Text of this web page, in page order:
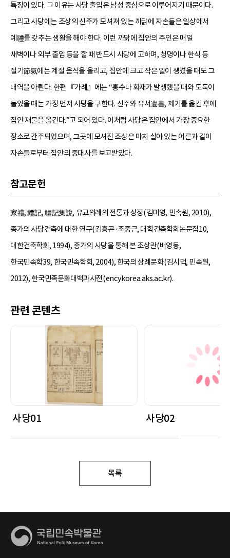
특징이 있다. 그 이유는 사당 출입은 남성 중심으로 이루어지기 때문이다.
그리고 사당에는 조상의 신주가 모셔져 있는 까닭에 자손들은 일상에서
예禮를 갖추는 생활을 해야 한다. 이런 까닭에 집안의 주인은 매일
새벽이나 외부 출입 등을 할 때 반드시 사당에 고하며, 청명이나 한식 등
절기節氣에는 계절 음식을 올리고, 집안에 크고 작은 일이 생겼을 때도 그
내역을 아뢴다. 한편 『가례』에는 “홍수나 화재가 발생했을 때와 도둑이
들었을 때는 가장 먼저 사당을 구한다. 신주와 유서遺書, 제기를 옮긴 후에
집안 재물을 옮긴다.”고 되어 있다. 이처럼 사당은 집안에서 가장 중요한
장소로 간주되었으며, 그곳에 모셔진 조상은 마치 살아 있는 어른과 같이
자손들로부터 집안의 중대사를 보고받았다.
참고문헌
家禮, 禮記, 禮記集說, 유교의례의 전통과 상징(김미영, 민속원, 2010),
종가의 사당건축에 대한 연구(김흥곤·조중근, 대학건축학회논문집10,
대한건축학회, 1994), 종가의 사당을 통해 본 조상관(배영동,
한국민속학39, 한국민속학회, 2004), 한국의 상례문화(김시덕, 민속원,
2012), 한국민족문화대백과사전(encykorea.aks.ac.kr).
관련 콘텐츠
사당01 사당02
목록